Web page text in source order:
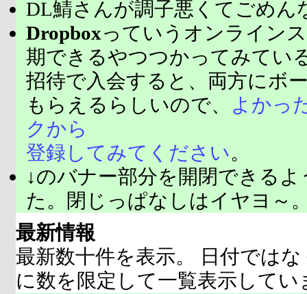
DL鯖さんが調子悪くてごめん
Dropboxっていうオンライン
期できるやつつかってみてい
招待で入会すると、両方にボ
もらえるらしいので、
よかっ
クから
登録してみてください。
↓のバナー部分を開閉できる
た。閉じっぱなしはイヤヨ～
最新情報
最新数十件を表示。 日付では
に数を限定して一覧表示してい